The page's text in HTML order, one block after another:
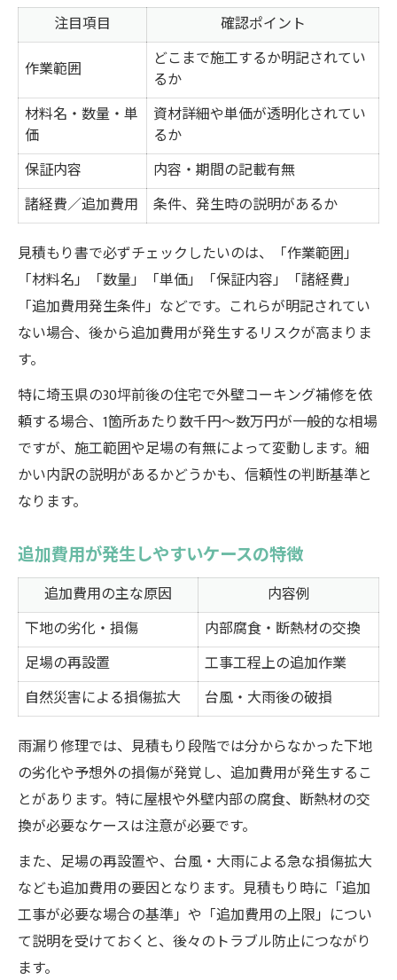
注目項目
確認ポイント
作業範囲
どこまで施工するか明記されてい
るか
材料名・数量・単
価
資材詳細や単価が透明化されてい
るか
保証内容
内容・期間の記載有無
諸経費／追加費用
条件、発生時の説明があるか
見積もり書で必ずチェックしたいのは、「作業範囲」
「材料名」「数量」「単価」「保証内容」「諸経費」
「追加費用発生条件」などです。これらが明記されてい
ない場合、後から追加費用が発生するリスクが高まりま
す。
特に埼玉県の30坪前後の住宅で外壁コーキング補修を依
頼する場合、1箇所あたり数千円〜数万円が一般的な相場
ですが、施工範囲や足場の有無によって変動します。細
かい内訳の説明があるかどうかも、信頼性の判断基準と
なります。
追加費用が発生しやすいケースの特徴
追加費用の主な原因
内容例
下地の劣化・損傷
内部腐食・断熱材の交換
足場の再設置
工事工程上の追加作業
自然災害による損傷拡大
台風・大雨後の破損
雨漏り修理では、見積もり段階では分からなかった下地
の劣化や予想外の損傷が発覚し、追加費用が発生するこ
とがあります。特に屋根や外壁内部の腐食、断熱材の交
換が必要なケースは注意が必要です。
また、足場の再設置や、台風・大雨による急な損傷拡大
なども追加費用の要因となります。見積もり時に「追加
工事が必要な場合の基準」や「追加費用の上限」につい
て説明を受けておくと、後々のトラブル防止につながり
ます。